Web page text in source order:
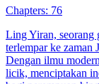
serangan balik,
Pemeran Utama
Drama Kantor